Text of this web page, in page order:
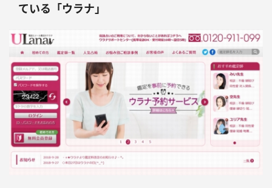
ている「ウラナ」